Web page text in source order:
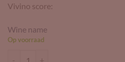
Vivino score:
Wine name
Op voorraad